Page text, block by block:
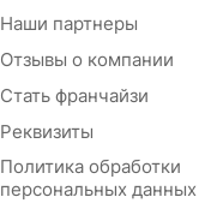
Наши партнеры
Отзывы о компании
Стать франчайзи
Реквизиты
Политика обработки
персональных данных